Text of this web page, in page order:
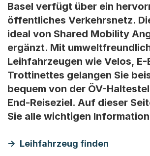
Basel verfügt über ein
öffentliches Verkehrsnetz.
ideal von Shared Mobility
ergänzt. Mit
Leihfahrzeugen wie Velos,
Trottinettes gelangen Sie
bequem von der ÖV-
End-Reiseziel. Auf dieser
Sie alle wichtigen
Leihfahrzeug finden